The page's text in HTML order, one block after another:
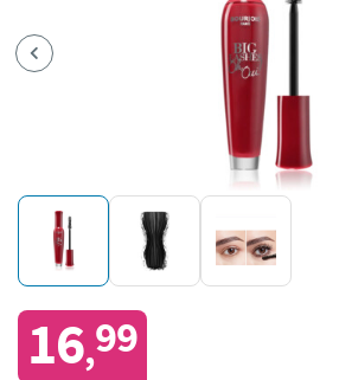
16,99